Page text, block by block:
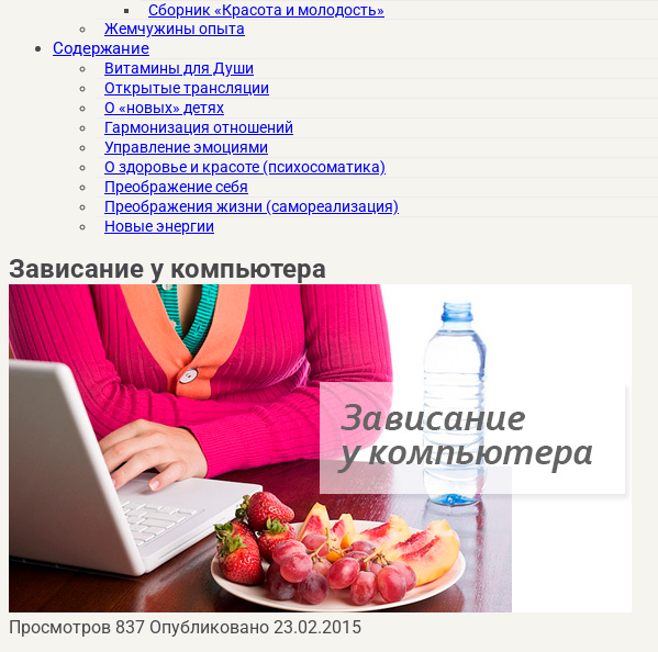
Сборник «Красота и молодость»
Жемчужины опыта
Содержание
Витамины для Души
Открытые трансляции
О «новых» детях
Гармонизация отношений
Управление эмоциями
О здоровье и красоте (психосоматика)
Преображение себя
Преображения жизни (самореализация)
Новые энергии
Зависание у компьютера
Просмотров 837 Опубликовано 23.02.2015